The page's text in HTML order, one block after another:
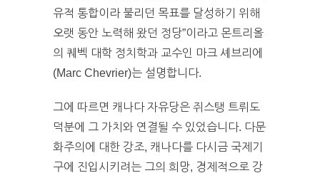
유적 통합이라 불리던 목표를 달성하기 위해
오랫 동안 노력해 왔던 정당”이라고 몬트리올
의 퀘벡 대학 정치학과 교수인 마크 셰브리에
(Marc Chevrier)는 설명합니다.
그에 따르면 캐나다 자유당은 쥐스탱 트뤼도
덕분에 그 가치와 연결될 수 있었습니다. 다문
화주의에 대한 강조, 캐나다를 다시금 국제기
구에 진입시키려는 그의 희망, 경제적으로 강